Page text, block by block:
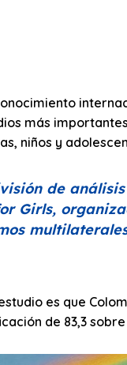
más
niños y
de
Girls,
es que
de 83,3 sobre